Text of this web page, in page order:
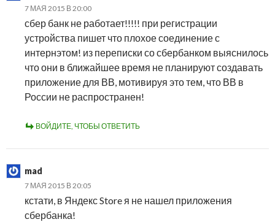
7 МАЯ 2015 В 20:00
сбер банк не работает!!!!! при регистрации
устройства пишет что плохое соединение с
интернэтом! из переписки со сбербанком выяснилось
что они в ближайшее время не планируют создавать
приложение для ВВ, мотивируя это тем, что ВВ в
России не распространен!
ВОЙДИТЕ, ЧТОБЫ ОТВЕТИТЬ
mad
7 МАЯ 2015 В 20:05
кстати, в Яндекс Store я не нашел приложения
сбербанка!